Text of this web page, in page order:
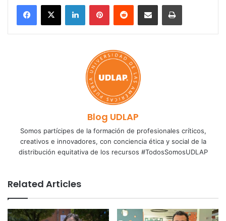
LinkedInPinterestReddit Share via Email Print
Blog UDLAP
Somos partícipes de la formación de profesionales críticos,
creativos e innovadores, con conciencia ética y social de la
distribución equitativa de los recursos #TodosSomosUDLAP
Related Articles